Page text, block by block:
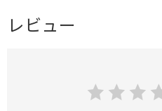
レビュー